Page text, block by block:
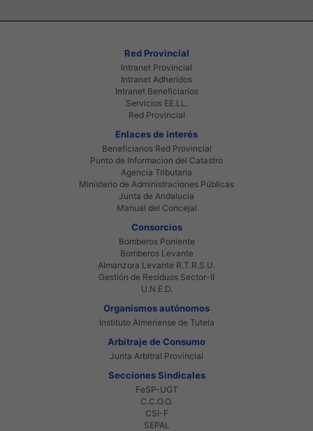
Red Provincial
Intranet Provincial
Intranet Adheridos
Intranet Beneficiarios
Servicios EE.LL.
Red Provincial
Enlaces de interés
Beneficiarios Red Provincial
Punto de Informacion del Catastro
Agencia Tributaria
Ministerio de Administraciones Públicas
Junta de Andalucia
Manual del Concejal
Consorcios
Bomberos Poniente
Bomberos Levante
Almanzora Levante R.T.R.S.U.
Gestión de Residuos Sector-II
U.N.E.D.
Organismos autónomos
Instituto Almeriense de Tutela
Arbitraje de Consumo
Junta Arbitral Provincial
Secciones Sindicales
FeSP-UGT
C.C.O.O.
CSI-F
SEPAL